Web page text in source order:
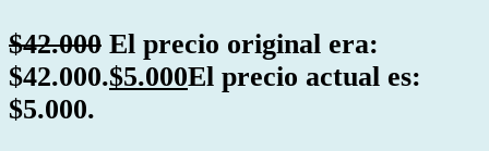
$42.000 El precio original era:
$42.000.$5.000El precio actual es:
$5.000.